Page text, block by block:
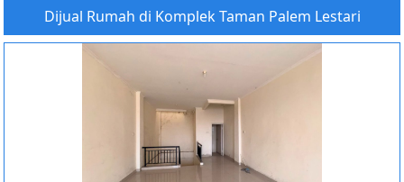
Dijual Rumah di Komplek Taman Palem Lestari